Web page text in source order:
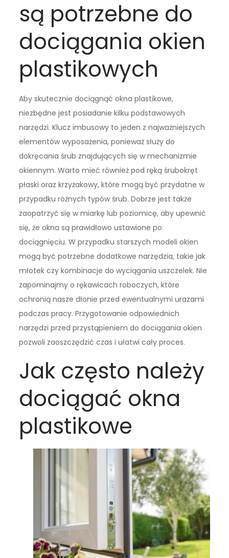
są potrzebne do
dociągania okien
plastikowych
Aby skutecznie dociągnąć okna plastikowe,
niezbędne jest posiadanie kilku podstawowych
narzędzi. Klucz imbusowy to jeden z najważniejszych
elementów wyposażenia, ponieważ służy do
dokręcania śrub znajdujących się w mechanizmie
okiennym. Warto mieć również pod ręką śrubokręt
płaski oraz krzyżakowy, które mogą być przydatne w
przypadku różnych typów śrub. Dobrze jest także
zaopatrzyć się w miarkę lub poziomicę, aby upewnić
się, że okna są prawidłowo ustawione po
dociągnięciu. W przypadku starszych modeli okien
mogą być potrzebne dodatkowe narzędzia, takie jak
młotek czy kombinacje do wyciągania uszczelek. Nie
zapominajmy o rękawicach roboczych, które
ochronią nasze dłonie przed ewentualnymi urazami
podczas pracy. Przygotowanie odpowiednich
narzędzi przed przystąpieniem do dociągania okien
pozwoli zaoszczędzić czas i ułatwi cały proces.
Jak często należy
dociągać okna
plastikowe